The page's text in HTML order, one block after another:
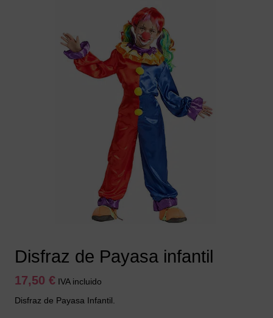
Disfraz de Payasa infantil
17,50 € IVA incluido
Disfraz de Payasa Infantil.